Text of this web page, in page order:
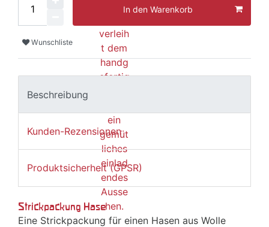
In den Warenkorb
Wunschliste
Beschreibung
Kunden-Rezensionen
Produktsicherheit (GPSR)
Strickpackung Hase
Eine Strickpackung für einen Hasen aus Wolle